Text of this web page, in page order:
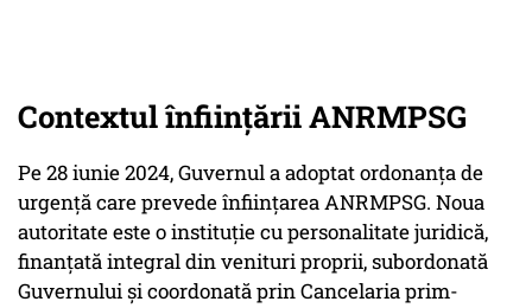
Contextul înființării ANRMPSG
Pe 28 iunie 2024, Guvernul a adoptat ordonanța de
urgență care prevede înființarea ANRMPSG. Noua
autoritate este o instituție cu personalitate juridică,
finanțată integral din venituri proprii, subordonată
Guvernului și coordonată prin Cancelaria prim-